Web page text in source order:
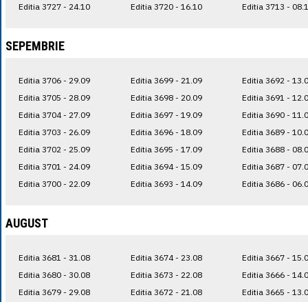
Editia 3727 - 24.10
Editia 3720 - 16.10
Editia 3713 -
SEPEMBRIE
Editia 3706 - 29.09
Editia 3705 - 28.09
Editia 3704 - 27.09
Editia 3703 - 26.09
Editia 3702 - 25.09
Editia 3701 - 24.09
Editia 3700 - 22.09
Editia 3699 - 21.09
Editia 3698 - 20.09
Editia 3697 - 19.09
Editia 3696 - 18.09
Editia 3695 - 17.09
Editia 3694 - 15.09
Editia 3693 - 14.09
Editia 3692 -
Editia 3691 -
Editia 3690 -
Editia 3689 -
Editia 3688 -
Editia 3687 -
Editia 3686 -
AUGUST
Editia 3681 - 31.08
Editia 3680 - 30.08
Editia 3679 - 29.08
Editia 3674 - 23.08
Editia 3673 - 22.08
Editia 3672 - 21.08
Editia 3667 -
Editia 3666 -
Editia 3665 -